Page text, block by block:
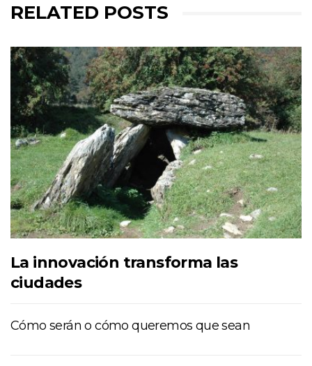
RELATED POSTS
La innovación transforma las
ciudades
Cómo serán o cómo queremos que sean